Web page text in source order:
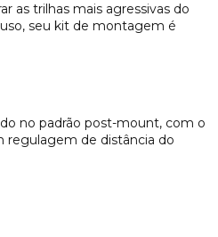
as trilhas mais agressivas do
seu kit de montagem é
no padrão post-mount, com o
regulagem de distância do